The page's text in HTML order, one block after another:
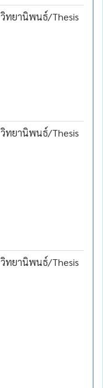
วิทยานิพนธ์/Thesis
วิทยานิพนธ์/Thesis
วิทยานิพนธ์/Thesis